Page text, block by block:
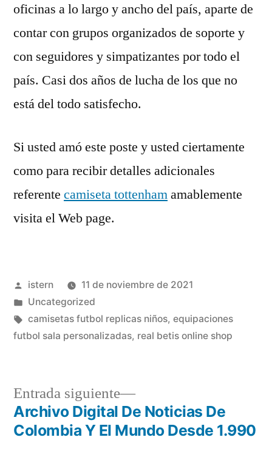
oficinas a lo largo y ancho del país, aparte de
contar con grupos organizados de soporte y
con seguidores y simpatizantes por todo el
país. Casi dos años de lucha de los que no
está del todo satisfecho.
Si usted amó este poste y usted ciertamente
como para recibir detalles adicionales
referente camiseta tottenhamamablemente
visita el Web page.
Publicado
por
istern
11 de noviembre de 2021
Publicado
en
Uncategorized
Etiquetas:
camisetas futbol replicas niños, equipaciones
futbol sala personalizadas, real betis online shop
Navegación
Entrada siguiente
Entrada
siguiente:
Archivo Digital De Noticias De
Colombia Y El Mundo Desde 1.990